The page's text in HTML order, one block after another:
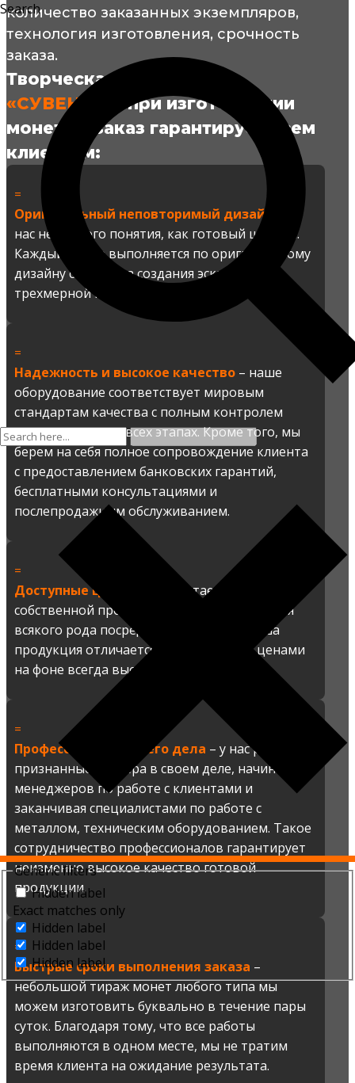
Search
Generic filters
Hidden label
Exact matches only
Hidden label
Hidden label
Hidden label
количество заказанных экземпляров,
технология изготовления, срочность
заказа.
Творческая мастерская
«СУВЕНИР»
при изготовлении
монет на заказ гарантирует всем
клиентам:
=
Оригинальный неповторимый дизайн
нас нет такого понятия, как готовый шаблон.
Каждый товар выполняется по оригинальному
дизайну с момента создания эскиза до
трехмерной модели и пробного макета.
=
Надежность и высокое качество – наше
оборудование соответствует мировым
стандартам качества с полным контролем
производства на всех этапах. Кроме того, мы
берем на себя полное сопровождение клиента
с предоставлением банковских гарантий,
бесплатными консультациями и
послепродажным обслуживанием.
=
Доступные цены
– мы работаем на
собственной производственной базе, минуя
всякого рода посредников. Поэтому наша
продукция отличается более низкими ценами
на фоне всегда высокого качества.
=
Профессионалы своего дела – у нас работают
признанные мастера в своем деле, начиная от
менеджеров по работе с клиентами и
заканчивая специалистами по работе с
металлом, техническим оборудованием. Такое
сотрудничество профессионалов гарантирует
неизменно высокое качество готовой
продукции.
=
Быстрые сроки выполнения заказа –
небольшой тираж монет любого типа мы
можем изготовить буквально в течение пары
суток. Благодаря тому, что все работы
выполняются в одном месте, мы не тратим
время клиента на ожидание результата.